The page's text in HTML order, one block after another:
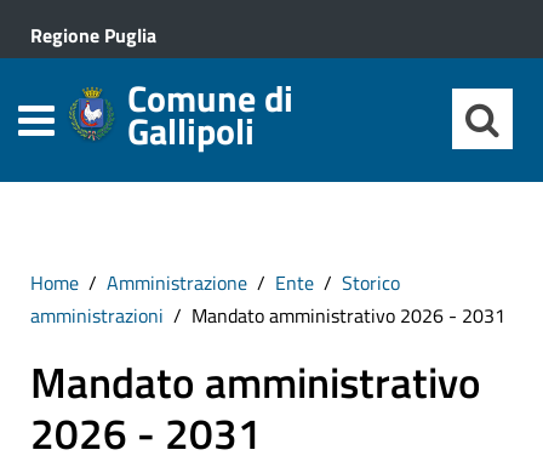
Regione Puglia
Comune di
Gallipoli
Home Amministrazione Ente
Storico
amministrazioni
Mandato amministrativo 2026 - 2031
Mandato amministrativo
2026 - 2031